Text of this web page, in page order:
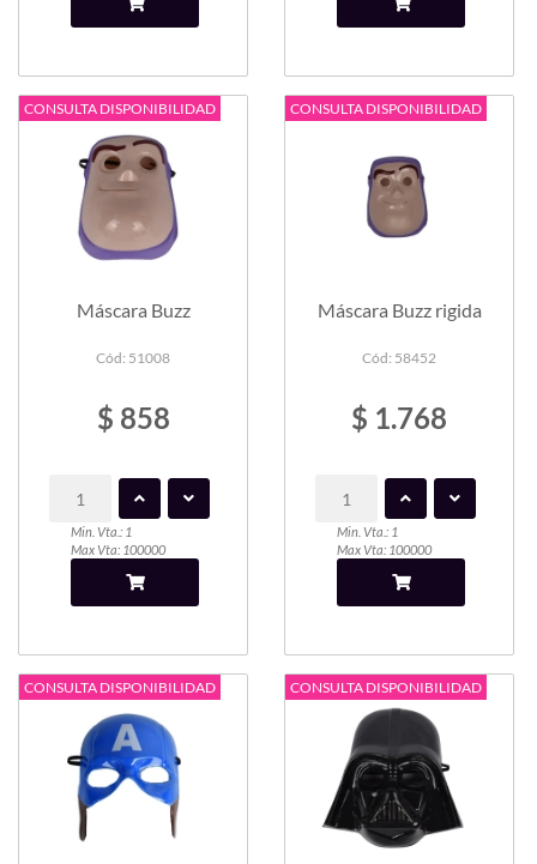
CONSULTA DISPONIBILIDAD
Máscara Buzz
Cód: 51008
$ 858
Min. Vta.: 1
Max Vta: 100000
CONSULTA DISPONIBILIDAD
Máscara Buzz rigida
Cód: 58452
$ 1.768
Min. Vta.: 1
Max Vta: 100000
CONSULTA DISPONIBILIDAD CONSULTA DISPONIBILIDAD